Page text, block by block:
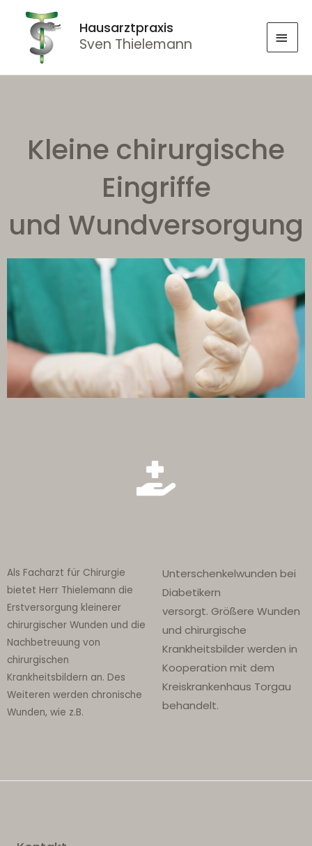
Hausarztpraxis
Sven Thielemann
Kleine chirurgische
Eingriffe
und Wundversorgung
Als Facharzt für Chirurgie
bietet Herr Thielemann die
Erstversorgung kleinerer
chirurgischer Wunden und die
Nachbetreuung von
chirurgischen
Krankheitsbildern an. Des
Weiteren werden chronische
Wunden, wie z.B.
Unterschenkelwunden bei
Diabetikern
versorgt. Größere Wunden
und chirurgische
Krankheitsbilder werden in
Kooperation mit dem
Kreiskrankenhaus Torgau
behandelt.